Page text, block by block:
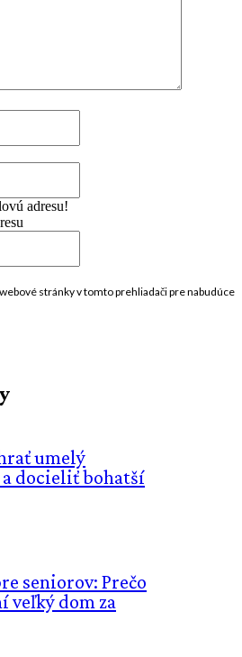
adresu!
stránky v tomto prehliadači pre nabudúce
umelý
docieliť bohatší
seniorov: Prečo
veľký dom za